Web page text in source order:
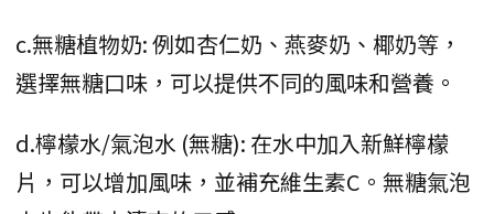
c.無糖植物奶: 例如杏仁奶、燕麥奶、椰奶等，
選擇無糖口味，可以提供不同的風味和營養。
d.檸檬水/氣泡水 (無糖): 在水中加入新鮮檸檬
片，可以增加風味，並補充維生素C。無糖氣泡